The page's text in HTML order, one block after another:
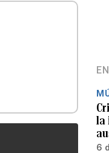
la
6